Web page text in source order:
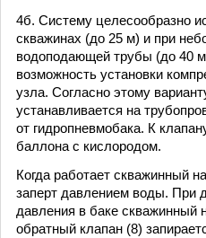
4б. Систему целесообразно
скважинах (до 25 м) и при
водоподающей трубы (до 40
возможность установки
узла. Согласно этому
устанавливается на
от гидропневмобака. К
баллона с кислородом.
Когда работает скважинный
заперт давлением воды. При
давления в баке скважинный
обратный клапан (8)